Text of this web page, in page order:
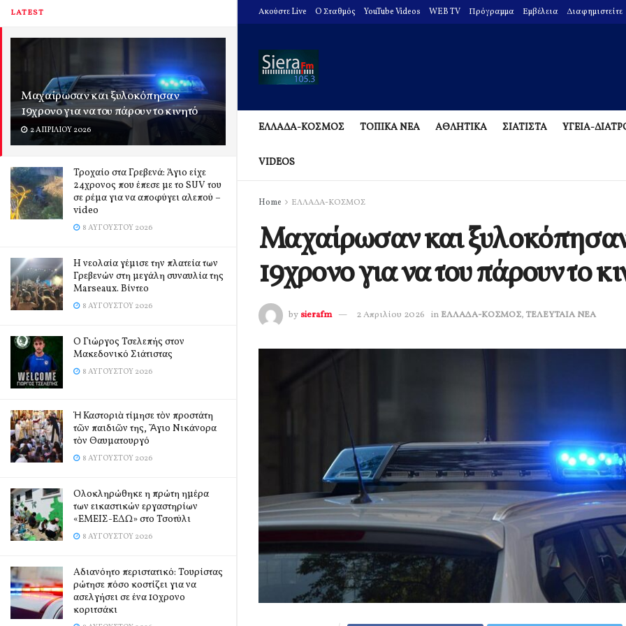
LATEST
Μαχαίρωσαν και ξυλοκόπησαν
19χρονο για να του πάρουν το κινητό
2 ΑΠΡΙΛΊΟΥ 2026
Τροχαίο στα Γρεβενά: Άγιο είχε
24χρονος που έπεσε με το SUV του
σε ρέμα για να αποφύγει αλεπού –
video
8 ΑΥΓΟΎΣΤΟΥ 2026
Η νεολαία γέμισε την πλατεία των
Γρεβενών στη μεγάλη συναυλία της
Marseaux. Βίντεο
8 ΑΥΓΟΎΣΤΟΥ 2026
Ο Γιώργος Τσελεπής στον
Μακεδονικό Σιάτιστας
8 ΑΥΓΟΎΣΤΟΥ 2026
Ἡ Καστοριὰ τίμησε τὸν προστάτη
τῶν παιδιῶν της, Ἅγιο Νικάνορα
τὸν Θαυματουργό
8 ΑΥΓΟΎΣΤΟΥ 2026
Ολοκληρώθηκε η πρώτη ημέρα
των εικαστικών εργαστηρίων
«ΕΜΕΙΣ-ΕΔΩ» στο Τσοτύλι
8 ΑΥΓΟΎΣΤΟΥ 2026
Αδιανόητο περιστατικό: Τουρίστας
ρώτησε πόσο κοστίζει για να
ασελγήσει σε ένα 10χρονο
κοριτσάκι
Ακούστε Live O Σταθμός YouTube Videos WEB TV Πρόγραμμα Εμβέλεια Διαφημιστείτε
ΕΛΛΑΔΑ-ΚΟΣΜΟΣ ΤΟΠΙΚΑ ΝΕΑ ΑΘΛΗΤΙΚΑ ΣΙΑΤΙΣΤΑ ΥΓΕΙΑ-
VIDEOS
Home ΕΛΛΑΔΑ-ΚΟΣΜΟΣ
Μαχαίρωσαν και
19χρονο για να του πάρουν το
by sierafm 2 Απριλίου 2026 in ΕΛΛΑΔΑ-ΚΟΣΜΟΣ, ΤΕΛΕΥΤΑΙΑ ΝΕΑ